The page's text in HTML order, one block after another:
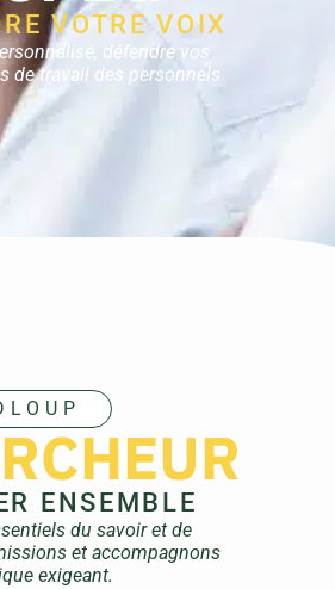
VOTRE VOIX
défendre vos
de travail des personnels
ENSEMBLE
du savoir et de
et accompagnons
exigeant.